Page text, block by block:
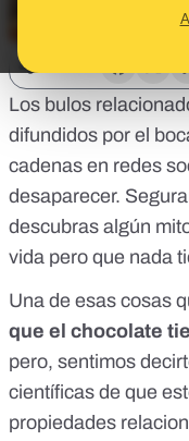
Los bulos
difundidos por el
cadenas en redes
desaparecer.
descubras algún
vida pero que nada
Una de esas cosas
que el chocolate
pero, sentimos
científicas de que
propiedades